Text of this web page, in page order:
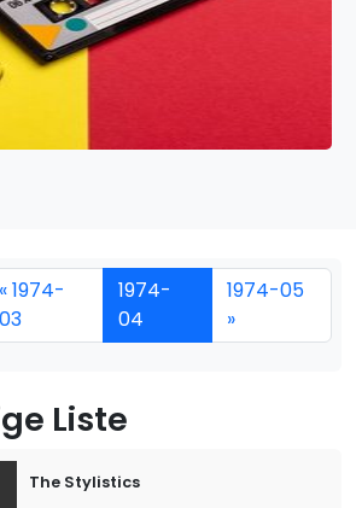
« 1974-
03
1974-
04
1974-05
»
Liste
The Stylistics